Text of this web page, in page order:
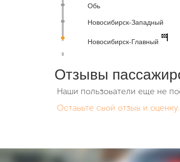
Обь
Новосибирск-Западный
Новосибирск-Главный
Отзывы
Наши пользователи еще не
Оставьте свой отзыв и оценку.